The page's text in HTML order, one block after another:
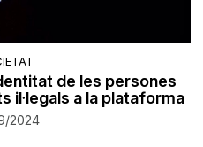
de les persones
il·legals a la plataforma
2024